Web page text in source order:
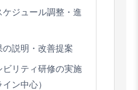
ケジュール調整・進
の説明・改善提案
ビリティ研修の実施
イン中心）